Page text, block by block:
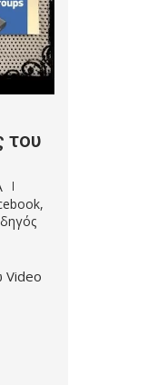
του
,
Video